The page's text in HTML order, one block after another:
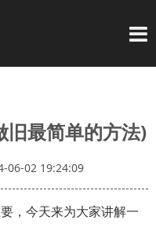
导
旧最简单的方法)
06-02 19:24:09
，今天来为大家讲解一